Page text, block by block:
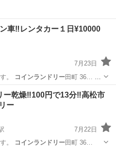
車‼️レンタカー１日¥10000
7月23日
。 コインランドリー田町 36… 人
タカー
ー乾燥‼️100円で13分‼️高松市
ー
7月22日
。 コインランドリー田町 36…